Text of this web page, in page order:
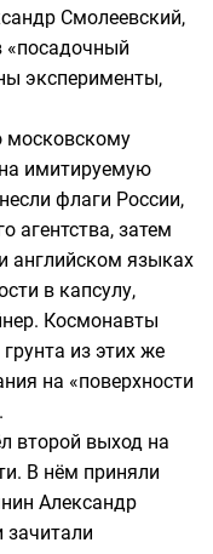
Смолеевский,
«посадочный
эксперименты,
московскому
имитируемую
флаги России,
агентства, затем
английском языках
в капсулу,
Космонавты
из этих же
на «поверхности
второй выход на
В нём приняли
Александр